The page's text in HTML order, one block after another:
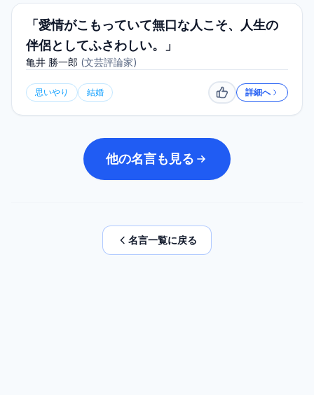
「愛情がこもっていて無口な人こそ、人生の
伴侶としてふさわしい。」
亀井 勝一郎 (文芸評論家)
思いやり 結婚 いいね詳細へ
他の名言も見る
名言一覧に戻る